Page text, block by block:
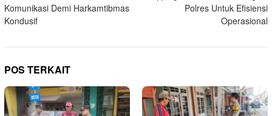
Komunikasi Demi Harkamtibmas
Kondusif
Polres Untuk Efisiensi
Operasional
POS TERKAIT